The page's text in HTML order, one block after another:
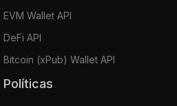
EVM Wallet API
DeFi API
Bitcoin (xPub) Wallet API
Políticas